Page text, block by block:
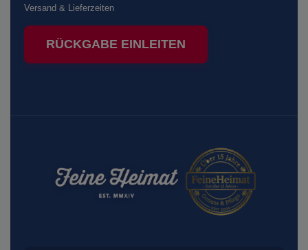
Versand & Lieferzeiten
RÜCKGABE EINLEITEN